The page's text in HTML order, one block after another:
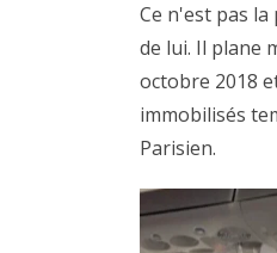
Ce n'est pas
de lui. Il plane
octobre 2018
immobilisés
Parisien.